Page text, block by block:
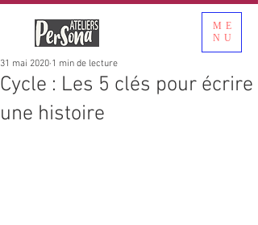
ME
NU
Cycle : Les 5 clés pour écrire
une histoire
31 mai 2020 1 min de lecture